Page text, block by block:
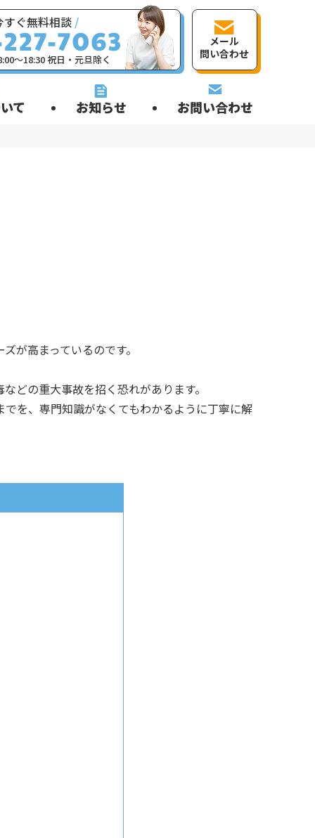
て お知らせ お問い合わせ
すぐ無料相談 /
〜18:30 祝日・元旦除く
メール
問い合わせ
が高まっているのです。
どの重大事故を招く恐れがあります。
を、専門知識がなくてもわかるように丁寧に解